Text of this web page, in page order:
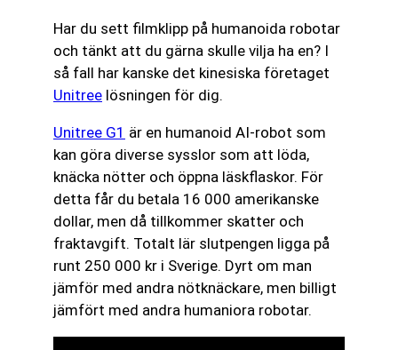
Har du sett filmklipp på humanoida robotar
och tänkt att du gärna skulle vilja ha en? I
så fall har kanske det kinesiska företaget
Unitree lösningen för dig.
Unitree G1 är en humanoid AI-robot som
kan göra diverse sysslor som att löda,
knäcka nötter och öppna läskflaskor. För
detta får du betala 16 000 amerikanske
dollar, men då tillkommer skatter och
fraktavgift. Totalt lär slutpengen ligga på
runt 250 000 kr i Sverige. Dyrt om man
jämför med andra nötknäckare, men billigt
jämfört med andra humaniora robotar.